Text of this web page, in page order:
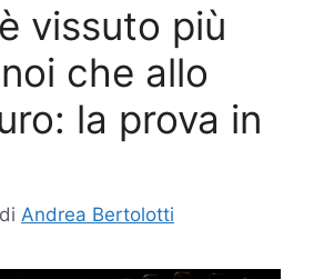
vissuto più
che allo
la prova in
di Andrea Bertolotti